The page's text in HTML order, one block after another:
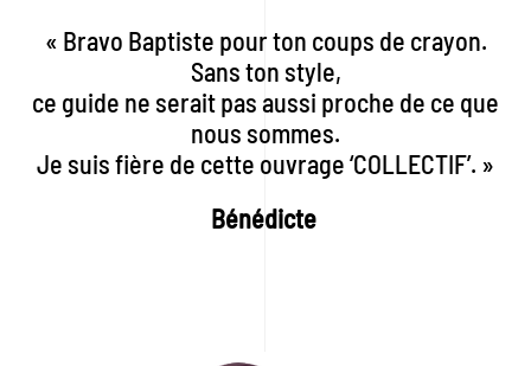
« Bravo Baptiste pour ton coups de crayon.
Sans ton style,
ce guide ne serait pas aussi proche de ce que
nous sommes.
Je suis fière de cette ouvrage ‘COLLECTIF’. »
Bénédicte